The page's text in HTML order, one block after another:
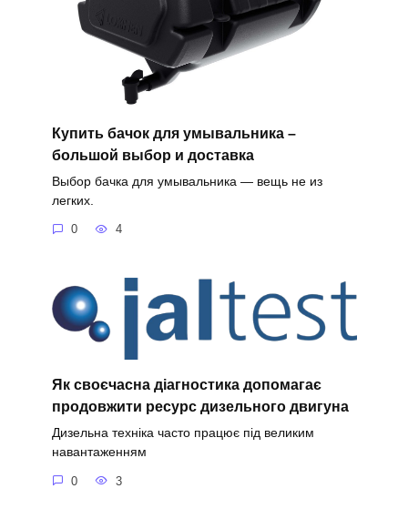
Купить бачок для умывальника –
большой выбор и доставка
Выбор бачка для умывальника — вещь не из
легких.
0 4
Як своєчасна діагностика допомагає
продовжити ресурс дизельного двигуна
Дизельна техніка часто працює під великим
навантаженням
0 3